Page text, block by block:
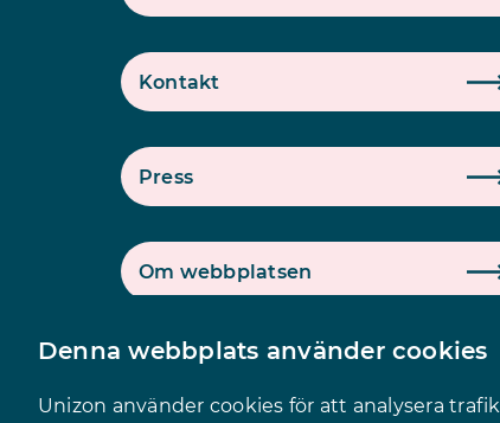
Denna webbplats använder cookies
Unizon använder cookies för att analysera
Kontakt
Press
Om webbplatsen
Logga in på intranätet